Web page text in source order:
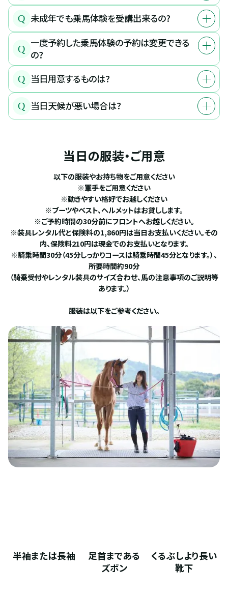
Q 未成年でも乗馬体験を受講出来るの?
Q 一度予約した乗馬体験の予約は変更できる
の?
Q 当日用意するものは?
Q 当日天候が悪い場合は?
当日の服装・ご用意
以下の服装やお持ち物をご用意ください
※軍手をご用意ください
※動きやすい格好でお越しください
※ブーツやベスト、ヘルメットはお貸しします。
※ご予約時間の30分前にフロントへお越しください。
※装具レンタル代と保険料の1,860円は当日お支払いください。その
内、保険料210円は現金でのお支払いとなります。
※騎乗時間30分（45分しっかりコースは騎乗時間45分となります。）、
所要時間約90分
（騎乗受付やレンタル装具のサイズ合わせ、馬の注意事項のご説明等
あります。）
服装は以下をご参考ください。
半袖または長袖
足首まである
ズボン
くるぶしより長い
靴下